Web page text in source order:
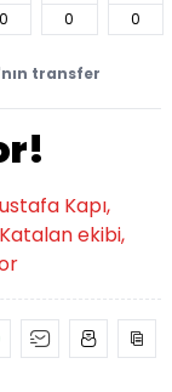
0 0 0
transfer
Kapı,
ekibi,